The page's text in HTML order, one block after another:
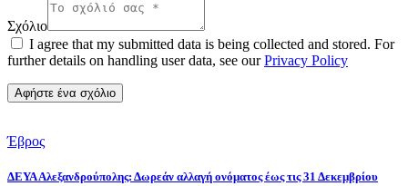
Σχόλιο
I agree that my submitted data is being collected and stored. For
further details on handling user data, see ourPrivacy Policy
Έβρος
ΔΕΥΑ Αλεξανδρούπολης: Δωρεάν αλλαγή ονόματος έως τις 31 Δεκεμβρίου